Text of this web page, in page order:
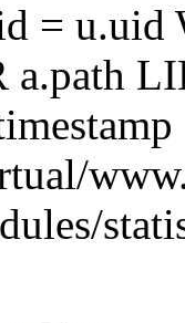
= u.uid
a.path